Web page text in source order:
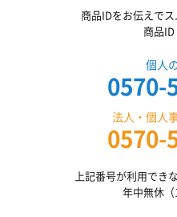
商品IDをお伝えで
商品ID
個人
0570-
法人・個人
0570-
上記番号が利用でき
年中無休（